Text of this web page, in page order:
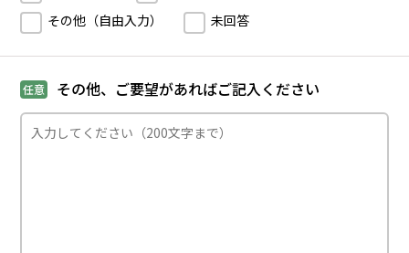
その他（自由入力）
未回答
その他、ご要望があればご記入ください
任意